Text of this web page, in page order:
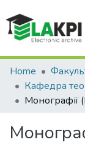
Communities &
All of DSpace
Home